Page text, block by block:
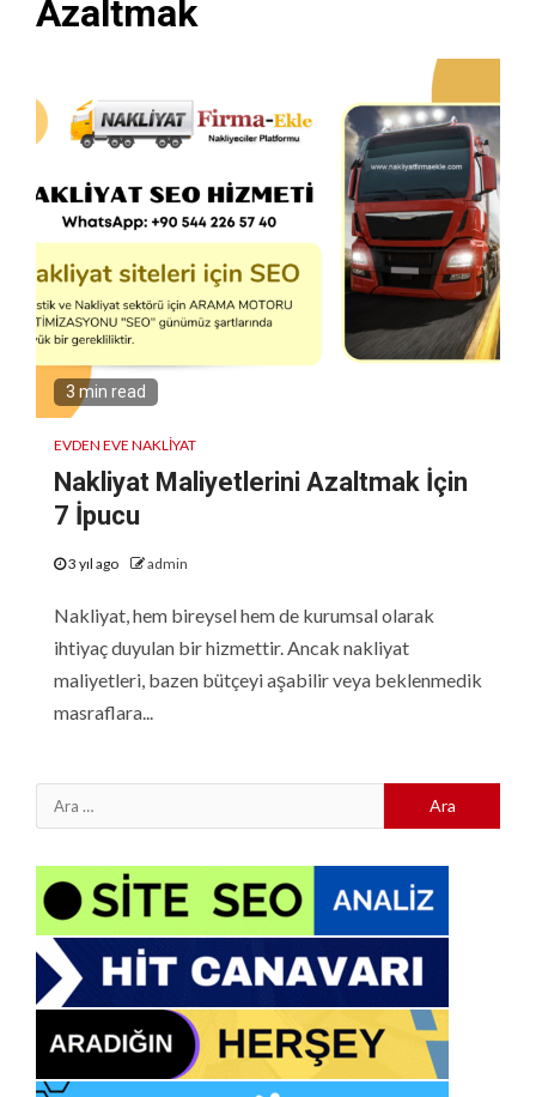
Azaltmak
3 min read
EVDEN EVE NAKLIYAT
Nakliyat Maliyetlerini Azaltmak İçin
7 İpucu
3 yıl ago admin
Nakliyat, hem bireysel hem de kurumsal olarak
ihtiyaç duyulan bir hizmettir. Ancak nakliyat
maliyetleri, bazen bütçeyi aşabilir veya beklenmedik
masraflara...
Arama: